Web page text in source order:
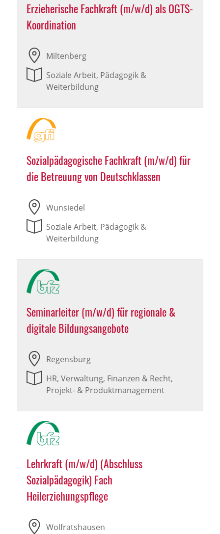
Erzieherische Fachkraft (m/w/d) als OGTS-
Koordination
Miltenberg
Soziale Arbeit, Pädagogik &
Weiterbildung
Sozialpädagogische Fachkraft (m/w/d) für
die Betreuung von Deutschklassen
Wunsiedel
Soziale Arbeit, Pädagogik &
Weiterbildung
Seminarleiter (m/w/d) für regionale &
digitale Bildungsangebote
Regensburg
HR, Verwaltung, Finanzen & Recht,
Projekt- & Produktmanagement
Lehrkraft (m/w/d) (Abschluss
Sozialpädagogik) Fach
Heilerziehungspflege
Wolfratshausen